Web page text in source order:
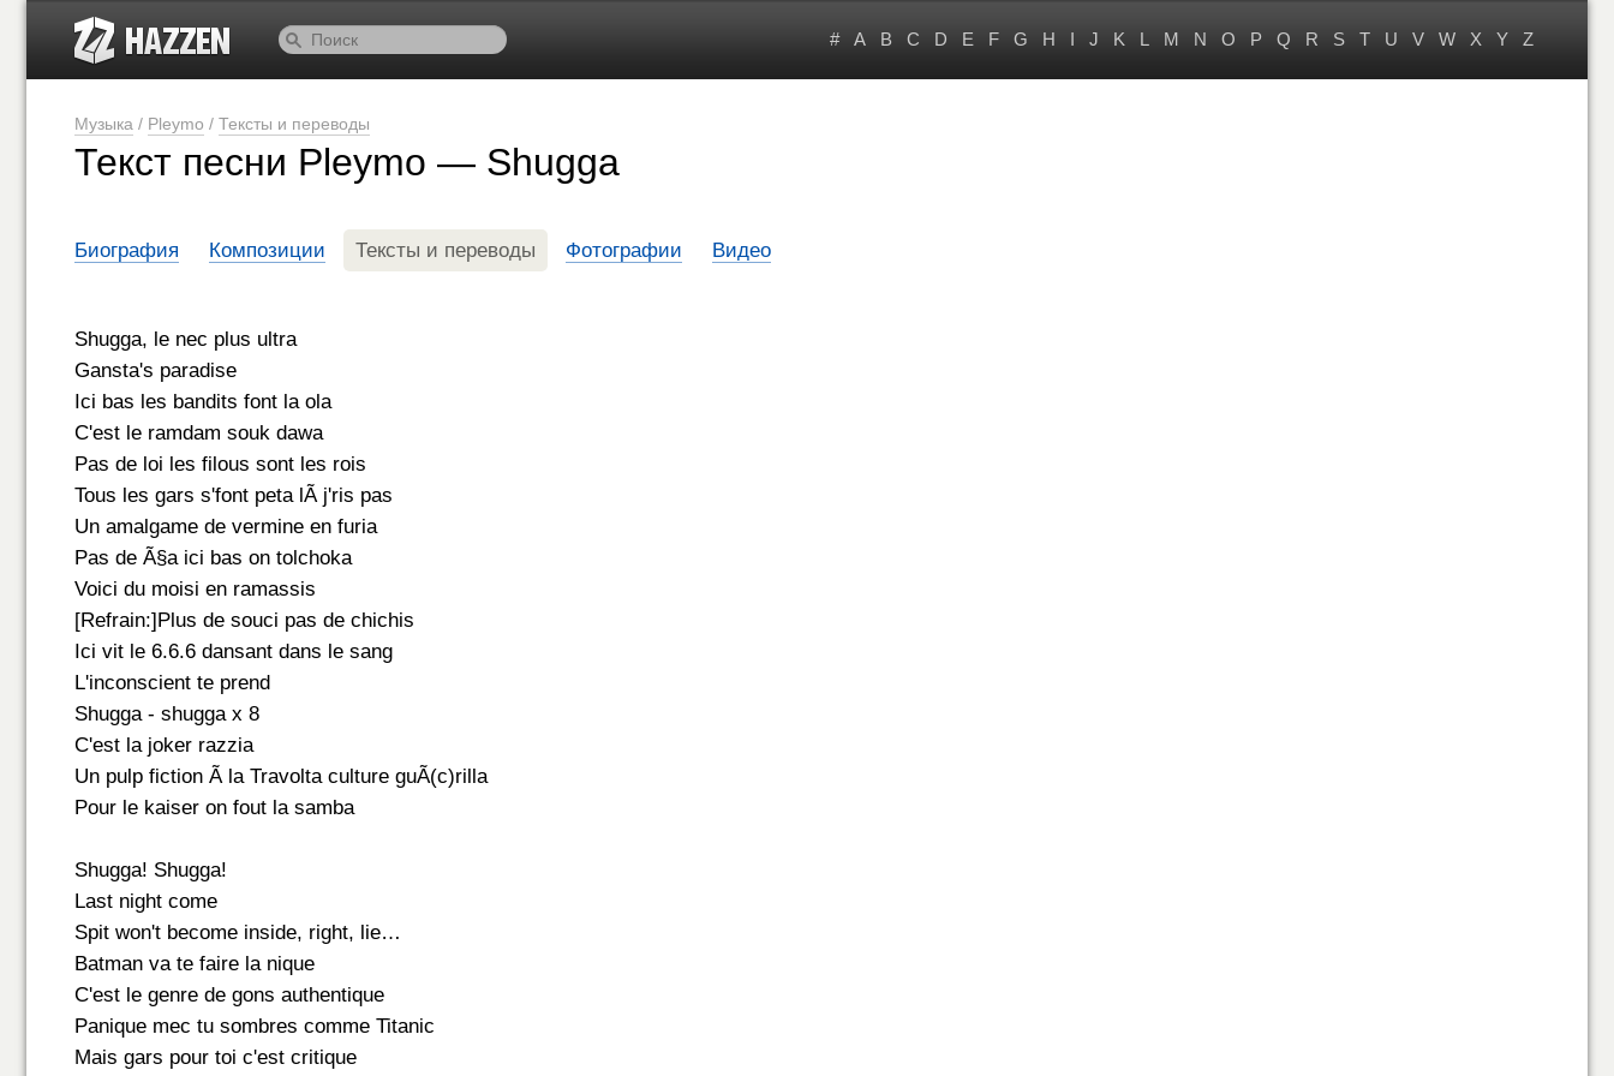
# A B C D E F G H I J K L M N O P Q R S T U V W X Y Z
Музыка / Pleymo / Тексты и переводы
Текст песни Pleymo — Shugga
Биография Композиции Тексты и переводы Фотографии Видео
Shugga, le nec plus ultra
Gansta's paradise
Ici bas les bandits font la ola
C'est le ramdam souk dawa
Pas de loi les filous sont les rois
Tous les gars s'font peta lÃ j'ris pas
Un amalgame de vermine en furia
Pas de Ã§a ici bas on tolchoka
Voici du moisi en ramassis
[Refrain:]Plus de souci pas de chichis
Ici vit le 6.6.6 dansant dans le sang
L'inconscient te prend
Shugga - shugga x 8
C'est la joker razzia
Un pulp fiction Ã la Travolta culture guÃ(c)rilla
Pour le kaiser on fout la samba
Shugga! Shugga!
Last night come
Spit won't become inside, right, lie…
Batman va te faire la nique
C'est le genre de gons authentique
Panique mec tu sombres comme Titanic
Mais gars pour toi c'est critique